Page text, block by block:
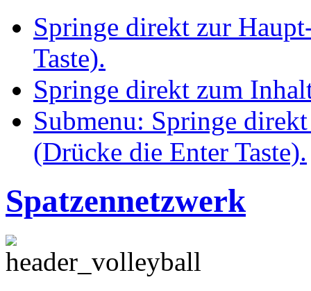
Springe direkt zur
Taste).
Springe direkt zum
Submenu: Springe
(Drücke die Enter Taste).
Spatzennetzwerk